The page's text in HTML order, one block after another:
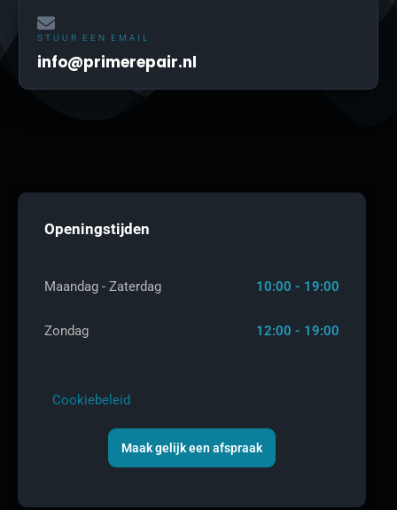
STUUR EEN EMAIL
info@primerepair.nl
Openingstijden
Maandag - Zaterdag 10:00 - 19:00
Zondag 12:00 - 19:00
Cookiebeleid
Maak gelijk een afspraak